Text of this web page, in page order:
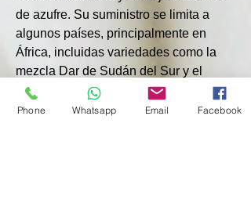
de azufre. Su suministro se limita a
algunos países, principalmente en
África, incluidas variedades como la
mezcla Dar de Sudán del Sur y el
crudo Doba de Chad. Dado que el
suministro de crudo de Dar se vio
Phone Whatsapp Email Facebook